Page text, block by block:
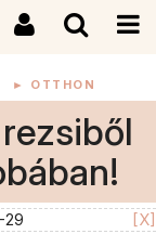
► OTTHON
29 [X]